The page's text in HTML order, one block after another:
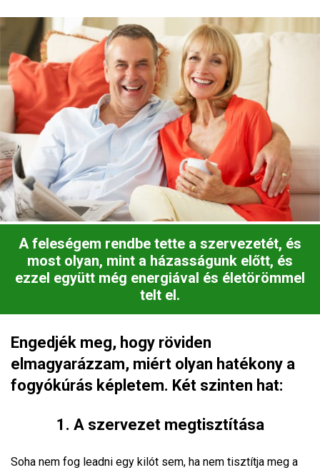
A feleségem rendbe tette a szervezetét, és
most olyan, mint a házasságunk előtt, és
ezzel együtt még energiával és életörömmel
telt el.
Engedjék meg, hogy röviden
elmagyarázzam, miért olyan hatékony a
fogyókúrás képletem. Két szinten hat:
1. A szervezet megtisztítása
Soha nem fog leadni egy kilót sem, ha nem tisztítja meg a